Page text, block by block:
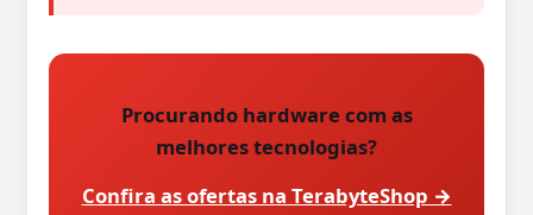
Procurando hardware com as
melhores tecnologias?
Confira as ofertas na TerabyteShop →